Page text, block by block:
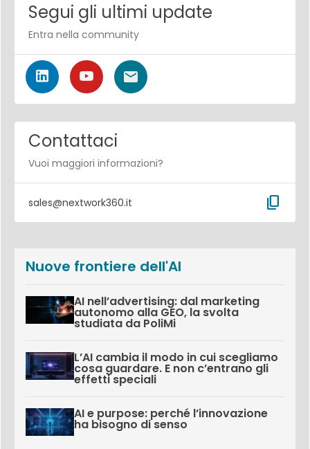
Segui gli ultimi update
Entra nella community
Contattaci
Vuoi maggiori informazioni?
sales@nextwork360.it content_copy
Nuove frontiere dell'AI
AI nell’advertising: dal marketing
autonomo alla GEO, la svolta
studiata da PoliMi
L’AI cambia il modo in cui scegliamo
cosa guardare. E non c’entrano gli
effetti speciali
AI e purpose: perché l’innovazione
ha bisogno di senso